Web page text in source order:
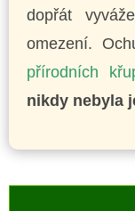
dopřát
omezení.
přírodních
nikdy nebyla